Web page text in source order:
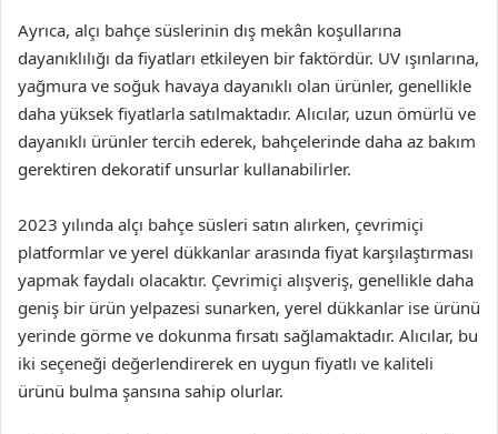
Ayrıca, alçı bahçe süslerinin dış mekân koşullarına
dayanıklılığı da fiyatları etkileyen bir faktördür. UV ışınlarına,
yağmura ve soğuk havaya dayanıklı olan ürünler, genellikle
daha yüksek fiyatlarla satılmaktadır. Alıcılar, uzun ömürlü ve
dayanıklı ürünler tercih ederek, bahçelerinde daha az bakım
gerektiren dekoratif unsurlar kullanabilirler.
2023 yılında alçı bahçe süsleri satın alırken, çevrimiçi
platformlar ve yerel dükkanlar arasında fiyat karşılaştırması
yapmak faydalı olacaktır. Çevrimiçi alışveriş, genellikle daha
geniş bir ürün yelpazesi sunarken, yerel dükkanlar ise ürünü
yerinde görme ve dokunma fırsatı sağlamaktadır. Alıcılar, bu
iki seçeneği değerlendirerek en uygun fiyatlı ve kaliteli
ürünü bulma şansına sahip olurlar.